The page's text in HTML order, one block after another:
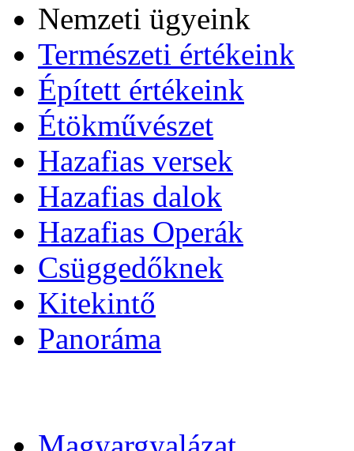
Nemzeti ügyeink
Természeti értékeink
Épített értékeink
Étökművészet
Hazafias versek
Hazafias dalok
Hazafias Operák
Csüggedőknek
Kitekintő
Panoráma